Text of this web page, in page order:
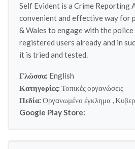
Self Evident is a Crime Reporting
convenient and effective way for
& Wales to engage with the
registered users already and in
it is tried and tested.
Γλώσσα: English
Κατηγορίες: Τοπικές οργανώσεις
Πεδία: Οργανωμένο έγκλημα ,
Google Play Store: